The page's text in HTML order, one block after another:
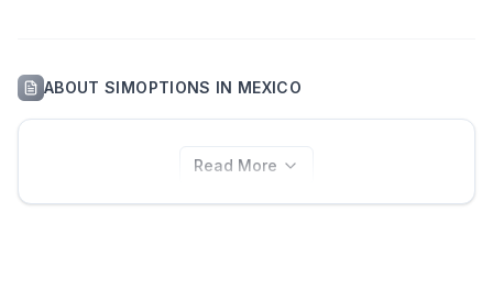
ABOUTSIMOPTIONS IN MEXICO
Read More